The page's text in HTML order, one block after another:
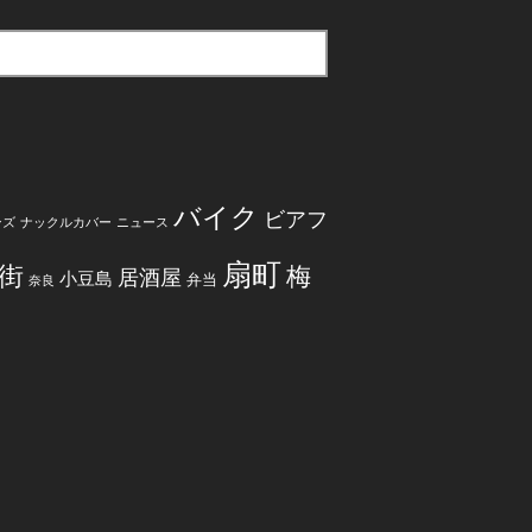
ズ ナックルカバー ニュース バイク ビアフ
奈良 小豆島 居酒屋 弁当 扇町梅